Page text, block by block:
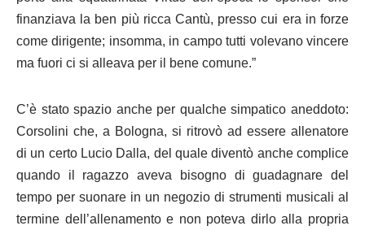
finanziava la ben più ricca Cantù, presso cui era in forze
come dirigente; insomma, in campo tutti volevano vincere
ma fuori ci si alleava per il bene comune.”
C’è stato spazio anche per qualche simpatico aneddoto:
Corsolini che, a Bologna, si ritrovò ad essere allenatore
di un certo Lucio Dalla, del quale diventò anche complice
quando il ragazzo aveva bisogno di guadagnare del
tempo per suonare in un negozio di strumenti musicali al
termine dell’allenamento e non poteva dirlo alla propria